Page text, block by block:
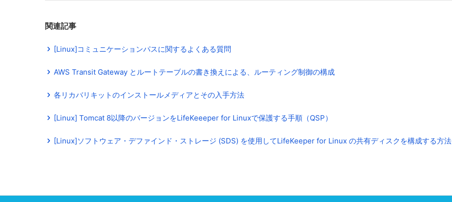
関連記事
[Linux]コミュニケーションパスに関するよくある質問
AWS Transit Gateway とルートテーブルの書き換えによる、ルーティング制御の構成
各リカバリキットのインストールメディアとその入手方法
[Linux] Tomcat 8以降のバージョンをLifeKeeeper for Linuxで保護する手順（QSP）
[Linux]ソフトウェア・デファインド・ストレージ (SDS) を使用してLifeKeeper for Linux の共有ディスクを構成する方法